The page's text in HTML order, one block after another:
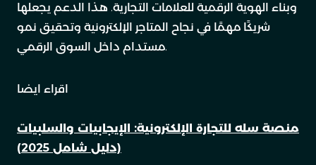
وبناء الهوية الرقمية للعلامات التجارية. هذا الدعم يجعلها
شريكًا مهمًا في نجاح المتاجر الإلكترونية وتحقيق نمو
مستدام داخل السوق الرقمي.
اقراء ايضا
منصة سله للتجارة الإلكترونية: الإيجابيات والسلبيات
(دليل شامل 2025)